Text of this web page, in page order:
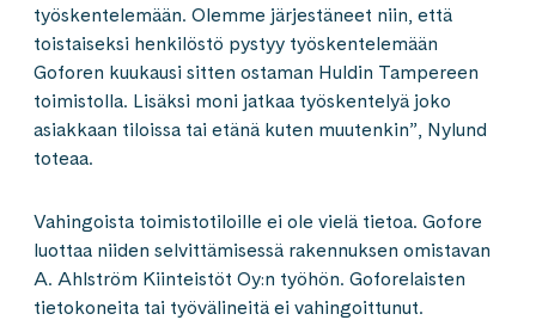
työskentelemään. Olemme järjestäneet niin, että
toistaiseksi henkilöstö pystyy työskentelemään
Goforen kuukausi sitten ostaman Huldin Tampereen
toimistolla. Lisäksi moni jatkaa työskentelyä joko
asiakkaan tiloissa tai etänä kuten muutenkin”, Nylund
toteaa.
Vahingoista toimistotiloille ei ole vielä tietoa. Gofore
luottaa niiden selvittämisessä rakennuksen omistavan
A. Ahlström Kiinteistöt Oy:n työhön. Goforelaisten
tietokoneita tai työvälineitä ei vahingoittunut.